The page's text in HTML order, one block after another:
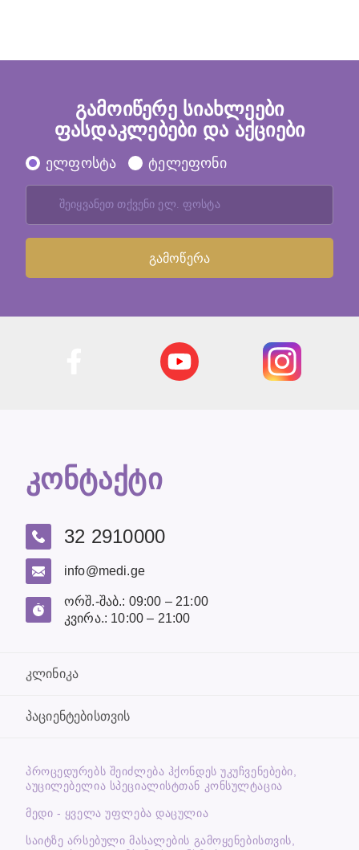
გამოიწერე სიახლეები
ფასდაკლებები და აქციები
ელფოსტა ტელეფონი
კონტაქტი
32 2910000
info@medi.ge
ორშ.-შაბ.: 09:00 – 21:00
კვირა.: 10:00 – 21:00
კლინიკა
პაციენტებისთვის
ᲞᲠᲝᲪᲔᲓᲣᲠᲔᲑᲡ ᲨᲔᲘᲫᲚᲔᲑᲐ ᲰᲥᲝᲜᲓᲔᲡ ᲣᲙᲣᲩᲕᲔᲜᲔᲑᲔᲑᲘ,
ᲐᲣᲪᲘᲚᲔᲑᲔᲚᲘᲐ ᲡᲞᲔᲪᲘᲐᲚᲘᲡᲢᲗᲐᲜ ᲙᲝᲜᲡᲣᲚᲢᲐᲪᲘᲐ
მედი - ყველა უფლება დაცულია
საიტზე არსებული მასალების გამოყენებისთვის,